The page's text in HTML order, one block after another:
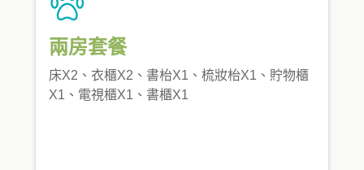
兩房套餐
床X2、衣櫃X2、書枱X1、梳妝枱X1、貯物櫃
X1、電視櫃X1、書櫃X1